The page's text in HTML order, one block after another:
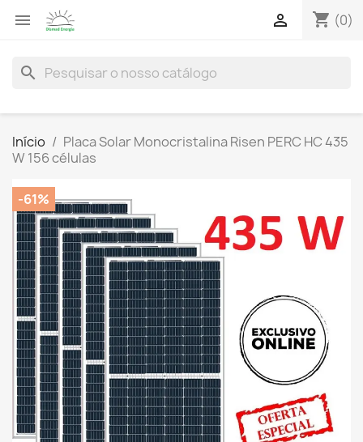
 shopping_cart (0)

search
Início
Placa Solar Monocristalina Risen PERC HC 435
W 156 células
-61%